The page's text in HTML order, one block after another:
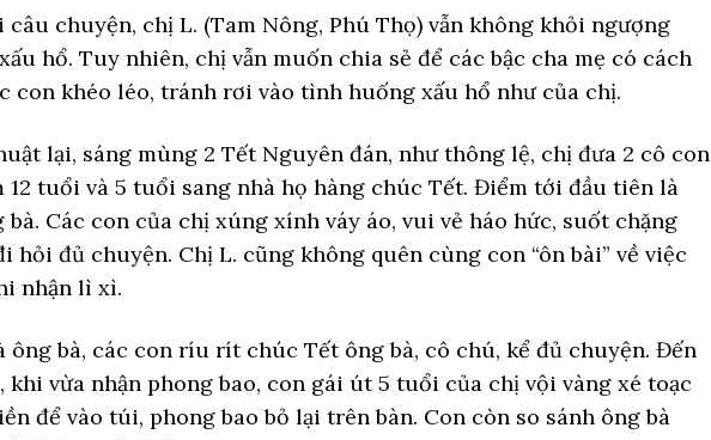
câu chuyện, chị L. (Tam Nông, Phú Thọ) vẫn không khỏi ngượng
hổ. Tuy nhiên, chị vẫn muốn chia sẻ để các bậc cha mẹ có cách
con khéo léo, tránh rơi vào tình huống xấu hổ như của chị.
lại, sáng mùng 2 Tết Nguyên đán, như thông lệ, chị đưa 2 cô con
12 tuổi và 5 tuổi sang nhà họ hàng chúc Tết. Điểm tới đầu tiên là
bà. Các con của chị xúng xính váy áo, vui vẻ háo hức, suốt chặng
hỏi đủ chuyện. Chị L. cũng không quên cùng con “ôn bài” về việc
nhận lì xì.
ông bà, các con ríu rít chúc Tết ông bà, cô chú, kể đủ chuyện. Đến
vừa nhận phong bao, con gái út 5 tuổi của chị vội vàng xé toạc
để vào túi, phong bao bỏ lại trên bàn. Con còn so sánh ông bà